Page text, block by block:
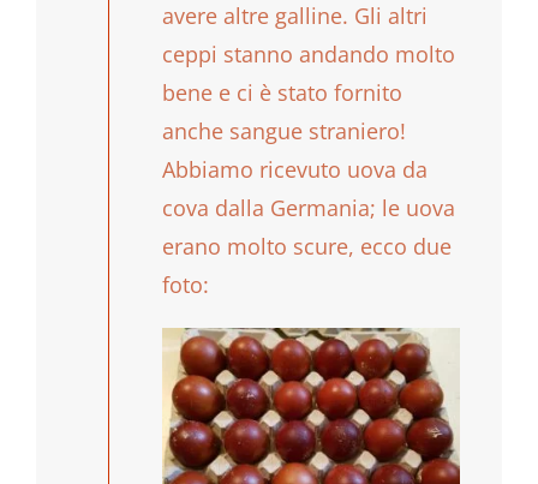
avere altre galline. Gli altri
ceppi stanno andando molto
bene e ci è stato fornito
anche sangue straniero!
Abbiamo ricevuto uova da
cova dalla Germania; le uova
erano molto scure, ecco due
foto: